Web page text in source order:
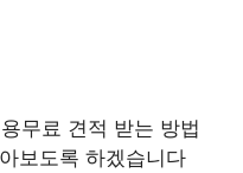
무료 견적 받는 방법
보도록 하겠습니다